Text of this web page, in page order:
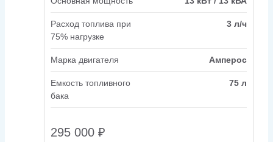
Расход топлива при
75% нагрузке
3 л/ч
Марка двигателя Амперос
Емкость топливного
бака
75 л
295 000 ₽